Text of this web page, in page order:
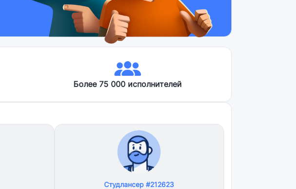
Более 75 000 исполнителей
Студлансер #212623